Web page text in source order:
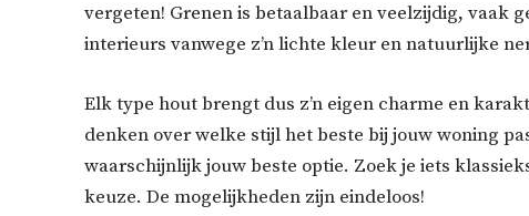
vergeten! Grenen is betaalbaar en veelzijdig, vaak
interieurs vanwege z’n lichte kleur en natuurlijke
Elk type hout brengt dus z’n eigen charme en
denken over welke stijl het beste bij jouw woning
waarschijnlijk jouw beste optie. Zoek je iets
keuze. De mogelijkheden zijn eindeloos!